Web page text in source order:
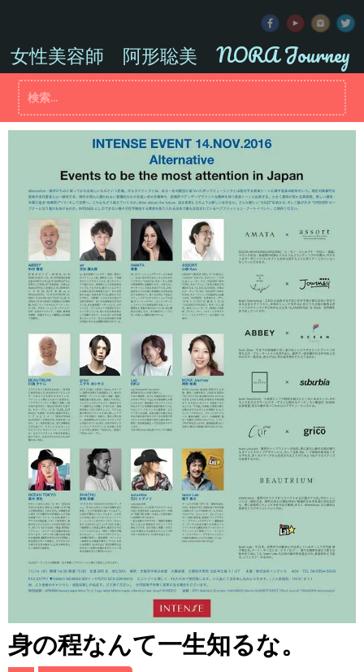
ツ
キ
女性美容師 阿形聡美 NORA Journey
身の程なんて一生知るな。